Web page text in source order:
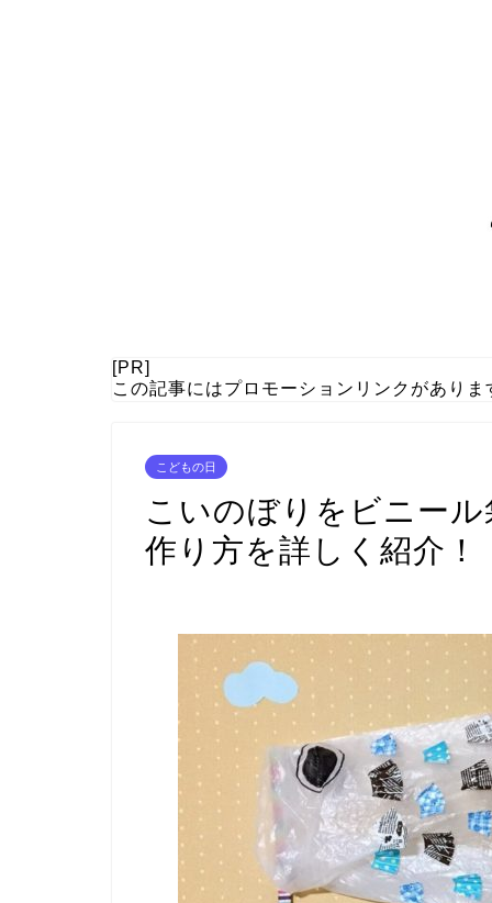
[PR]
この記事にはプロモーションリンクがあり
こどもの日
こいのぼりをビニー
作り方を詳しく紹介！